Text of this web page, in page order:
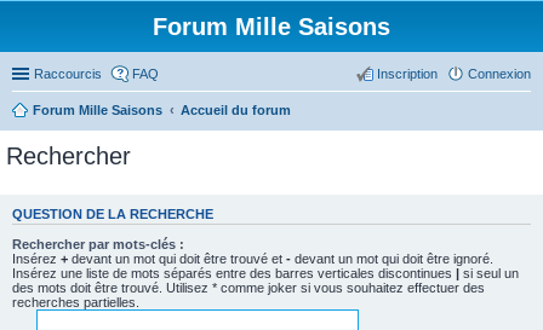
Forum Mille Saisons
Raccourcis FAQ Connexion
Inscription
Forum Mille Saisons Accueil du forum
Rechercher
QUESTION DE LA RECHERCHE
Rechercher par mots-clés :
Insérez + devant un mot qui doit être trouvé et - devant un mot qui doit être ignoré.
Insérez une liste de mots séparés entre des barres verticales discontinues | si seul un
des mots doit être trouvé. Utilisez * comme joker si vous souhaitez effectuer des
recherches partielles.